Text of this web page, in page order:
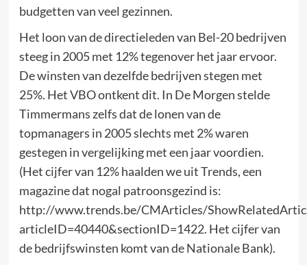
budgetten van veel gezinnen.
Het loon van de directieleden van Bel-20 bedrijven
steeg in 2005 met 12% tegenover het jaar ervoor.
De winsten van dezelfde bedrijven stegen met
25%. Het VBO ontkent dit. In De Morgen stelde
Timmermans zelfs dat de lonen van de
topmanagers in 2005 slechts met 2% waren
gestegen in vergelijking met een jaar voordien.
(Het cijfer van 12% haalden we uit Trends, een
magazine dat nogal patroonsgezind is:
http://www.trends.be/CMArticles/
articleID=40440&sectionID=1422. Het cijfer van
de bedrijfswinsten komt van de Nationale Bank).